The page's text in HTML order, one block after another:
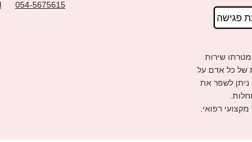
פגישה
שירות
של כל אדם על
ניתן לשפר את
רפואי.
054-5675615